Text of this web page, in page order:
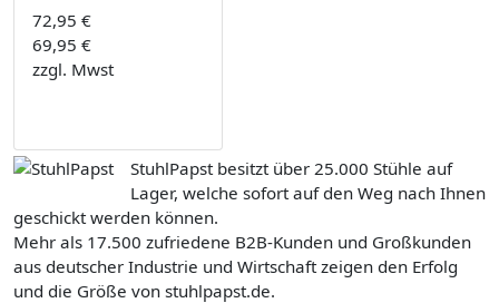
72,95 €
69,95 €
zzgl. Mwst
StuhlPapst besitzt über 25.000 Stühle auf
Lager, welche sofort auf den Weg nach Ihnen
geschickt werden können.
Mehr als 17.500 zufriedene B2B-Kunden und Großkunden
aus deutscher Industrie und Wirtschaft zeigen den Erfolg
und die Größe von stuhlpapst.de.